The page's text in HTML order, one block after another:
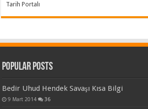
Tarih Portalı
Popular Posts
Bedir Uhud Hendek Savaşı Kısa Bilgi
9 Mart 2014 36